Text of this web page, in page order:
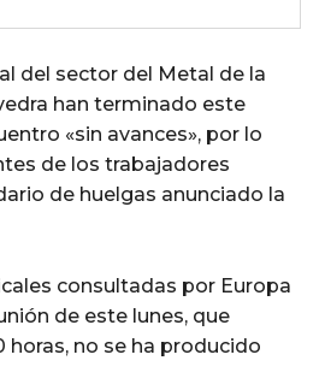
del sector del Metal de la
han terminado este
«sin avances», por lo
de los trabajadores
de huelgas anunciado la
consultadas por Europa
de este lunes, que
horas, no se ha producido